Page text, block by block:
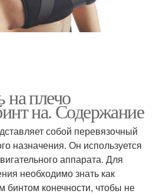
на плечо
на. Содержание
собой перевязочный
назначения. Он используется
аппарата. Для
необходимо знать как
бинтом конечности, чтобы не